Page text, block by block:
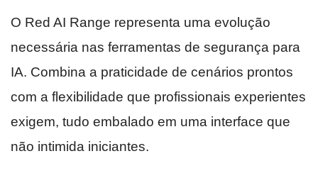
O Red AI Range representa uma evolução
necessária nas ferramentas de segurança para
IA. Combina a praticidade de cenários prontos
com a flexibilidade que profissionais experientes
exigem, tudo embalado em uma interface que
não intimida iniciantes.